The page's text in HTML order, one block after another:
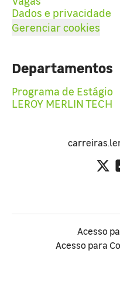
Dados e privacidade
Gerenciar cookies
Departamentos
Programa de Estágio
LEROY MERLIN TECH
Acesso
Acesso para